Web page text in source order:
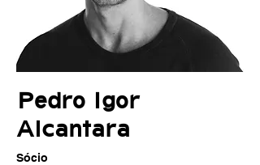
Pedro Igor
Alcantara
Sócio